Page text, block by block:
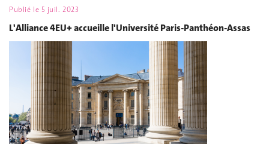
Publié le 5 juil. 2023
L'Alliance 4EU+ accueille l'Université Paris-Panthéon-Assas